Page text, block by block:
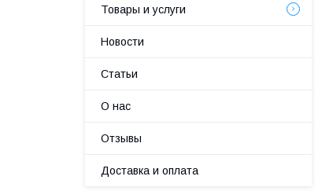
Товары и услуги
Новости
Статьи
О нас
Отзывы
Доставка и оплата